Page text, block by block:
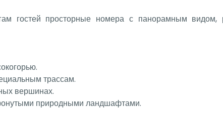
гостей просторные номера с панорамным видом,
трассам.
вершинах.
природными ландшафтами.